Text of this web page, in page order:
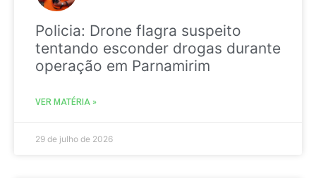
Policia: Drone flagra suspeito
tentando esconder drogas durante
operação em Parnamirim
VER MATÉRIA »
29 de julho de 2026